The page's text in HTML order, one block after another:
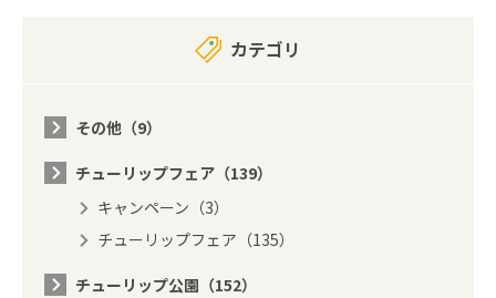
カテゴリ
その他（9）
チューリップフェア（139）
キャンペーン（3）
チューリップフェア（135）
チューリップ公園（152）